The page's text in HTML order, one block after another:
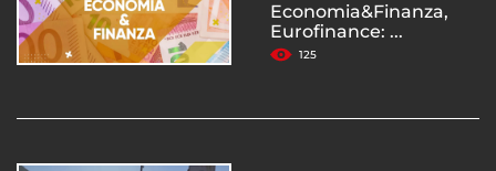
Economia&Finanza,
Eurofinance: ...
125